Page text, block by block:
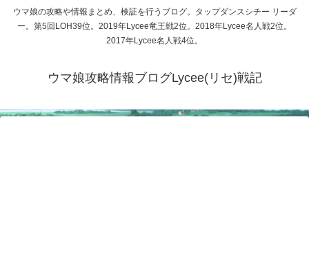
ウマ娘の攻略や情報まとめ、検証を行うブログ。タップダンスシチー リーダ
ー。第5回LOH39位。2019年Lycee竜王戦2位。2018年Lycee名人戦2位。
2017年Lycee名人戦4位。
ウマ娘攻略情報ブログLycee(リセ)戦記